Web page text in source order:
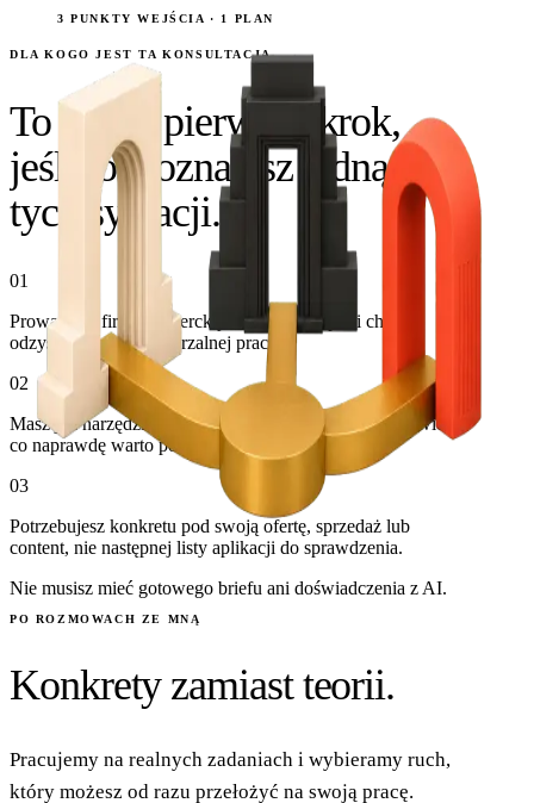
3 PUNKTY WEJŚCIA · 1 PLAN
DLA KOGO JEST TA KONSULTACJA
To dobry pierwszy krok,
jeśli rozpoznajesz jedną z
tych sytuacji.
01
Prowadzisz firmę ekspercką albo mały zespół i chcesz
odzyskać czas z powtarzalnej pracy.
02
Masz już narzędzia AI, ale używasz ich doraźnie i nie wiesz,
co naprawdę warto poukładać.
03
Potrzebujesz konkretu pod swoją ofertę, sprzedaż lub
content, nie następnej listy aplikacji do sprawdzenia.
Nie musisz mieć gotowego briefu ani doświadczenia z AI.
PO ROZMOWACH ZE MNĄ
Konkrety zamiast teorii.
Pracujemy na realnych zadaniach i wybieramy ruch,
który możesz od razu przełożyć na swoją pracę.